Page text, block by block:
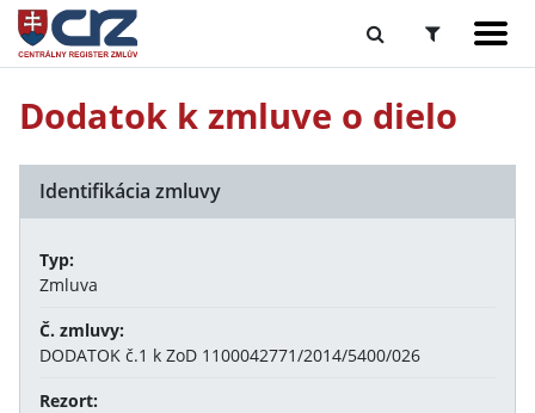
Dodatok k zmluve o dielo
Identifikácia zmluvy
Typ:
Zmluva
Č. zmluvy:
DODATOK č.1 k ZoD 1100042771/2014/5400/026
Rezort: